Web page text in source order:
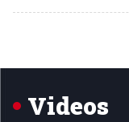
5
Videos